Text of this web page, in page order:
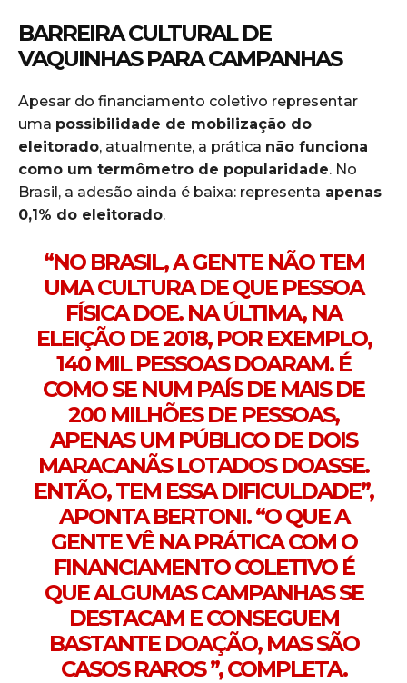
BARREIRA CULTURAL DE
VAQUINHAS PARA CAMPANHAS
Apesar do financiamento coletivo representar
uma possibilidade de mobilização do
eleitorado, atualmente, a prática não funciona
como um termômetro de popularidade. No
Brasil, a adesão ainda é baixa: representa apenas
0,1% do eleitorado.
“NO BRASIL, A GENTE NÃO TEM
UMA CULTURA DE QUE PESSOA
FÍSICA DOE.NA ÚLTIMA, NA
ELEIÇÃO DE 2018, POR EXEMPLO,
140 MIL PESSOAS DOARAM. É
COMO SE NUM PAÍS DE MAIS DE
200 MILHÕES DE PESSOAS,
APENAS UM PÚBLICO DE DOIS
MARACANÃS LOTADOS DOASSE.
ENTÃO, TEM ESSA DIFICULDADE”,
APONTA BERTONI. “O QUE A
GENTE VÊ NA PRÁTICA COM O
FINANCIAMENTO COLETIVO É
QUE ALGUMAS CAMPANHAS SE
DESTACAM E CONSEGUEM
BASTANTE DOAÇÃO, MAS SÃO
CASOS RAROS ”, COMPLETA.